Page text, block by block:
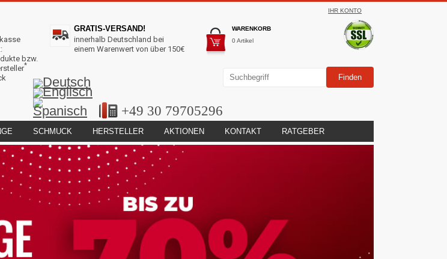
IHR KONTO
WARENKORB
0 Artikel
bzw.
*
GRATIS-VERSAND!
innerhalb Deutschland bei
einem Warenwert von über 150€
+49 30 79705296
SCHMUCK HERSTELLER AKTIONEN KONTAKT RATGEBER